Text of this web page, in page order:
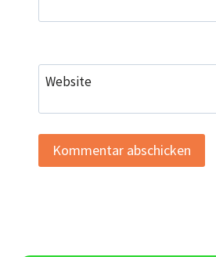
Website